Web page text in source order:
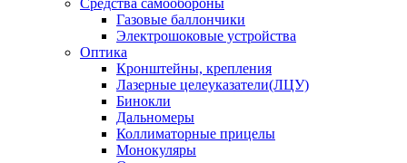
Средства самообороны
Газовые баллончики
Электрошоковые устройства
Оптика
Кронштейны, крепления
Лазерные целеуказатели(ЛЦУ)
Бинокли
Дальномеры
Коллиматорные прицелы
Монокуляры